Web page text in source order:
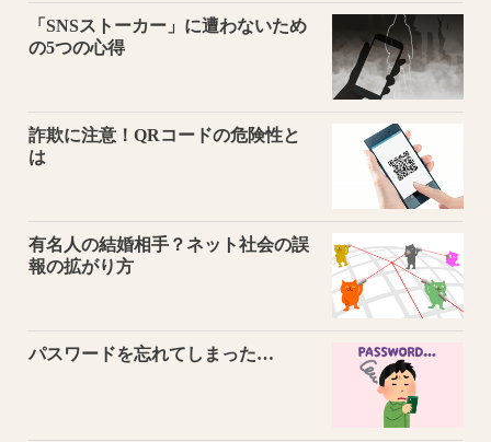
「SNSストーカー」に遭わないため
の5つの心得
詐欺に注意！QRコードの危険性と
は
有名人の結婚相手？ネット社会の誤
報の拡がり方
パスワードを忘れてしまった…